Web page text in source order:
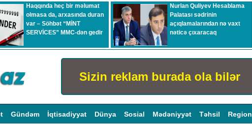
Haqqında heç bir məlumat
olmasa da, arxasında duran
var – Söhbət “MİNT
SERVİCES” MMC-dən gedir
Nurlan Quliyev Hesablama
Palatası sədrinin
açıqlamalarından nə vaxt
nəticə çıxaracaq
Sizin reklam burada ola bilər
Gündəm İqtisadiyyat Dünya Sosial Mədəniyyət Təhsil Region